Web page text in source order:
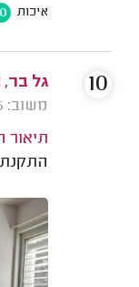
איכות
גל בר,
משוב: 29/10/2025
תיאור
10